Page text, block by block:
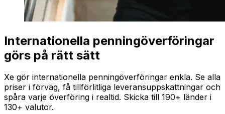
Internationella penningöverföringar
görs på rätt sätt
Xe gör internationella penningöverföringar enkla. Se alla
priser i förväg, få tillförlitliga leveransuppskattningar och
spåra varje överföring i realtid. Skicka till 190+ länder i
130+ valutor.